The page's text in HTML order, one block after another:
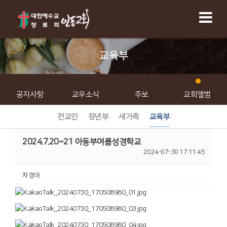
교육부
공지사항 교우소식 주보 교회앨범
전교인 장년부 새가족 교육부
2024.7.20~21 아동부여름성경학교
2024-07-30 17:11:45
차경아